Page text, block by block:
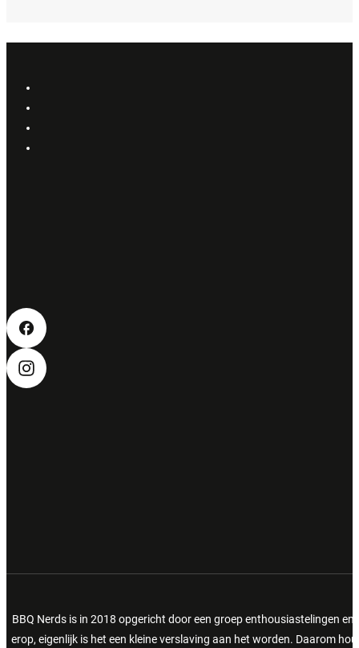
BBQ Nerds is in 2018 opgericht door een groep enthousiastelingen
erop, eigenlijk is het een kleine verslaving aan het worden. Daarom